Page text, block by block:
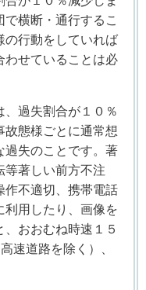
横断・通行するこ
の行動をしていれば
わせていることは必
過失割合が１０％
故態様ごとに通常想
過失のことです。著
等著しい前方不注
作不適切、携帯電話
利用したり、画像を
おおむね時速１５
速道路を除く）、